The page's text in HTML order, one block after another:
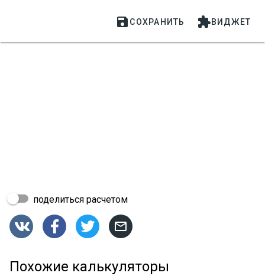
 СОХРАНИТЬ ВИДЖЕТ
поделиться расчетом
   
Похожие калькуляторы